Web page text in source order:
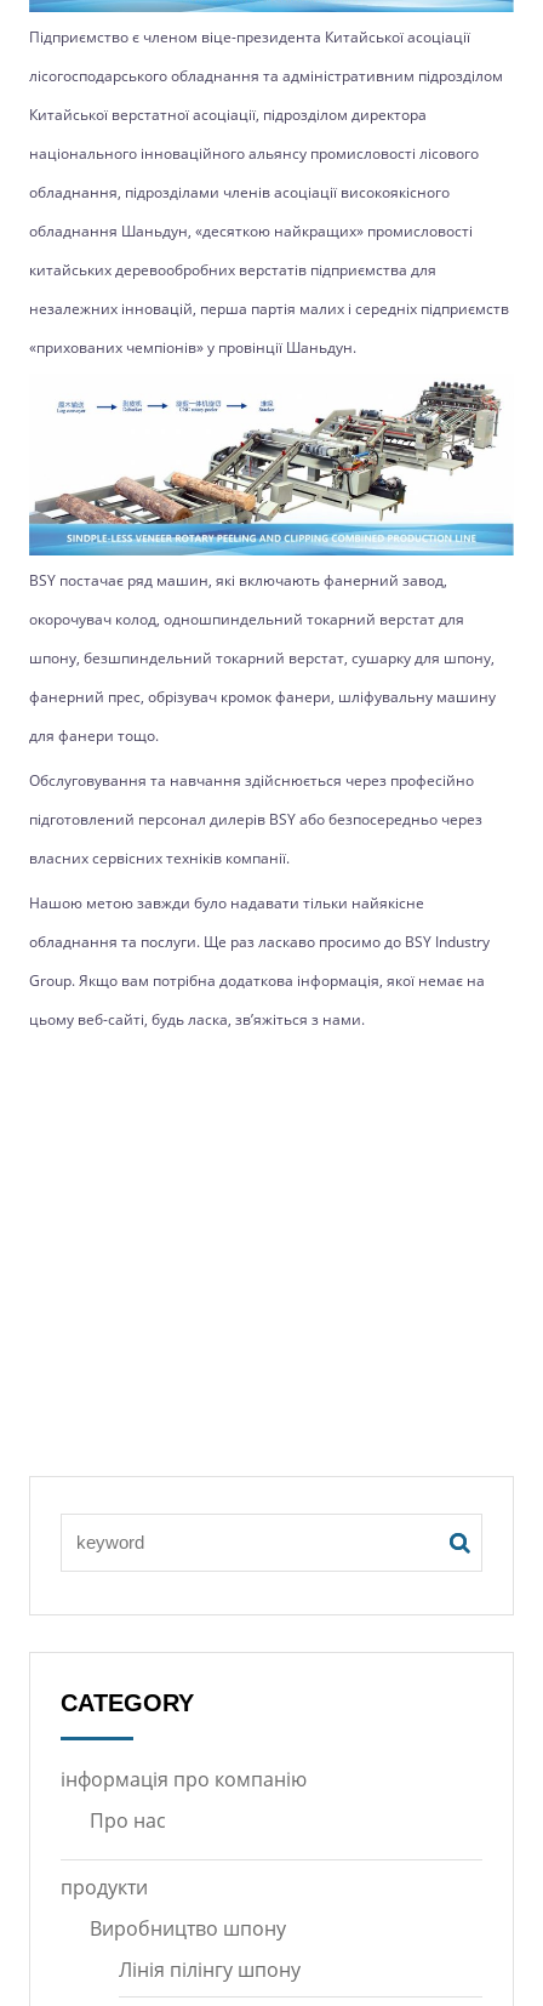
Підприємство є членом віце-президента Китайської асоціації
лісогосподарського обладнання та адміністративним підрозділом
Китайської верстатної асоціації, підрозділом директора
національного інноваційного альянсу промисловості лісового
обладнання, підрозділами членів асоціації високоякісного
обладнання Шаньдун, «десяткою найкращих» промисловості
китайських деревообробних верстатів підприємства для
незалежних інновацій, перша партія малих і середніх підприємств
«прихованих чемпіонів» у провінції Шаньдун.
BSY постачає ряд машин, які включають фанерний завод,
окорочувач колод, одношпиндельний токарний верстат для
шпону, безшпиндельний токарний верстат, сушарку для шпону,
фанерний прес, обрізувач кромок фанери, шліфувальну машину
для фанери тощо.
Обслуговування та навчання здійснюється через професійно
підготовлений персонал дилерів BSY або безпосередньо через
власних сервісних техніків компанії.
Нашою метою завжди було надавати тільки найякісне
обладнання та послуги. Ще раз ласкаво просимо до BSY Industry
Group. Якщо вам потрібна додаткова інформація, якої немає на
цьому веб-сайті, будь ласка, зв’яжіться з нами.
CATEGORY
інформація про компанію
Про нас
продукти
Виробництво шпону
Лінія пілінгу шпону